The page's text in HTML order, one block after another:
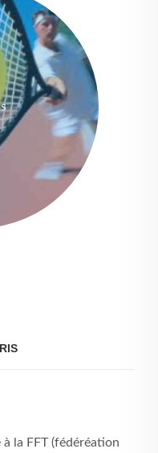
la FFT (fédéréation